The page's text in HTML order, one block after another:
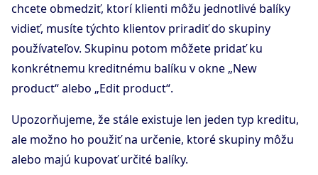
chcete obmedziť, ktorí klienti môžu jednotlivé balíky
vidieť, musíte týchto klientov priradiť do skupiny
používateľov. Skupinu potom môžete pridať ku
konkrétnemu kreditnému balíku v okne „New
product“ alebo „Edit product“.
Upozorňujeme, že stále existuje len jeden typ kreditu,
ale možno ho použiť na určenie, ktoré skupiny môžu
alebo majú kupovať určité balíky.